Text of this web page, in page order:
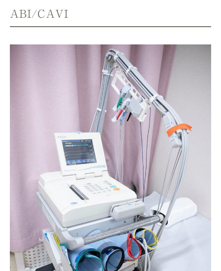
ABI/CAVI